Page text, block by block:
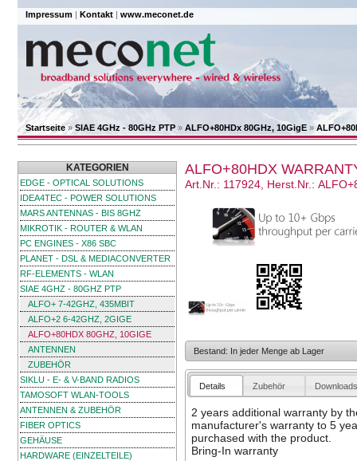
Impressum | Kontakt | www.meconet.de
Startseite»SIAE 4GHz - 80GHz PTP » ALFO+80HDx 80GHz, 10GigE »
KATEGORIEN
EDGE - OPTICAL SOLUTIONS
IDEA4TEC - POWER SOLUTIONS
MARS ANTENNAS - BIS 8GHZ
MIKROTIK - ROUTER & WLAN
PC ENGINES - X86 SBC
PLANET - DSL & MEDIACONVERTER
RF-ELEMENTS - WLAN
SIAE 4GHZ - 80GHZ PTP
ALFO+ 7-42GHZ, 435MBIT
ALFO+2 6-42GHZ, 2GIGE
ALFO+80HDX 80GHZ, 10GIGE
ANTENNEN
ZUBEHÖR
SIKLU - E- & V-BAND RADIOS
TAMOSOFT WLAN-TOOLS
ANTENNEN & ZUBEHÖR
FIBER OPTICS
GEHÄUSE
HARDWARE (EINZELTEILE)
ALFO+80HDX
Art.Nr.: 117924, Herst.Nr.:
Bestand: In jeder Menge ab Lager
Details Zubehör
2 years additional warranty by
manufacturer's warranty to 5
purchased with the product.
Bring-In warranty